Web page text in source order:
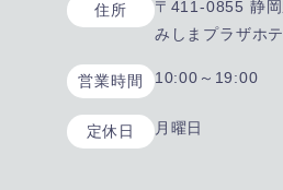
住所
〒411-0855 静
みしまプラザホ
営業時間 10:00～19:00
定休日 月曜日